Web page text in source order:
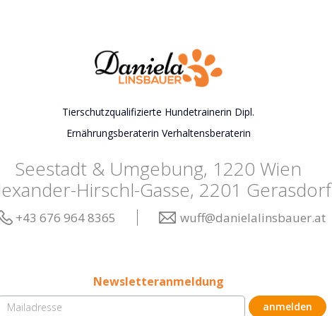
Tierschutzqualifizierte Hundetrainerin Dipl.
Ernährungsberaterin Verhaltensberaterin
Seestadt & Umgebung, 1220 Wien
Hirschl-Gasse, 2201 Gerasdorf
+43 676 964 8365 wuff@danielalinsbauer.at
Newsletteranmeldung